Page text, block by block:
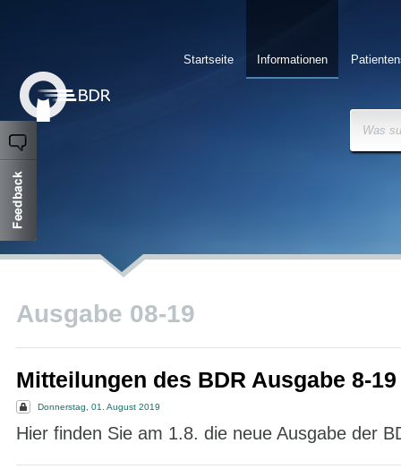
Informationen
Startseite
Was
Ausgabe 08-19
Mitteilungen des BDR Ausgabe 8-19
Donnerstag, 01. August 2019
Hier finden Sie am 1.8. die neue Ausgabe der